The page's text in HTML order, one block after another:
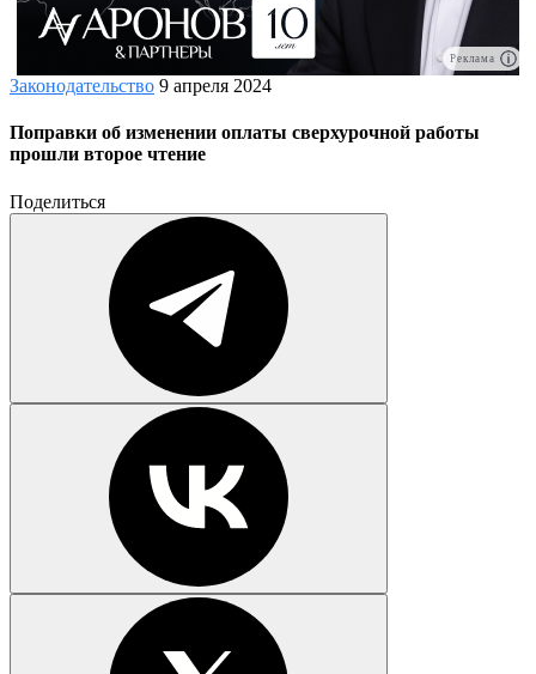
Реклама
Законодательство 9 апреля 2024
Поправки об изменении оплаты сверхурочной работы
прошли второе чтение
Поделиться